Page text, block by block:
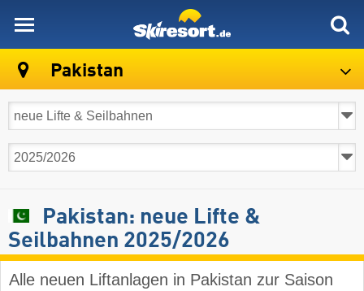
Pakistan
Pakistan: neue Lifte &
Seilbahnen 2025/2026
Alle neuen Liftanlagen in Pakistan zur Saison